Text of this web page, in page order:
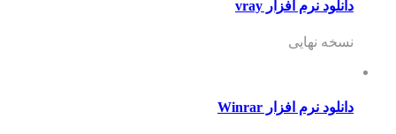
دانلود نرم افزار vray
نسخه نهایی
دانلود نرم افزار Winrar